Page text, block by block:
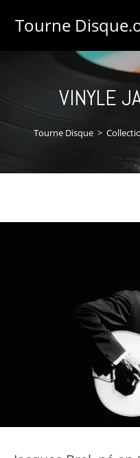
Tourne
VINYLE
Tourne Disque >